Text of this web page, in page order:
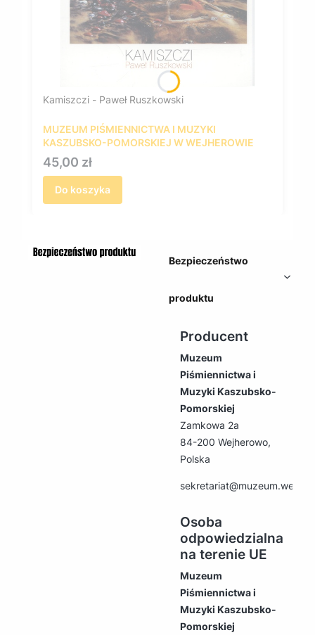
Kamiszczi - Paweł Ruszkowski
MUZEUM PIŚMIENNICTWA I MUZYKI
KASZUBSKO-POMORSKIEJ W WEJHEROWIE
Cena
45,00 zł
Do koszyka
Bezpieczeństwo
produktu
Producent
Muzeum
Piśmiennictwa i
Muzyki Kaszubsko-
Pomorskiej
Zamkowa 2a
84-200 Wejherowo,
Polska
Osoba
odpowiedzialna
na terenie UE
Muzeum
Piśmiennictwa i
Muzyki Kaszubsko-
Pomorskiej